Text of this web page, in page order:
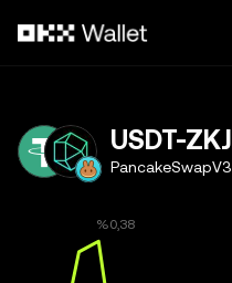
USDT-ZKJ
PancakeSwapV3